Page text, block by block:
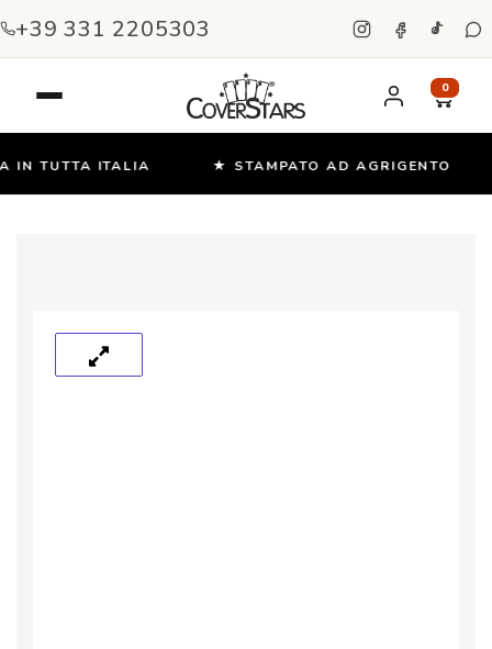
+39 331 2205303
0
IN TUTTA ITALIA ★ STAMPATO AD AGRIGENTO
Salta